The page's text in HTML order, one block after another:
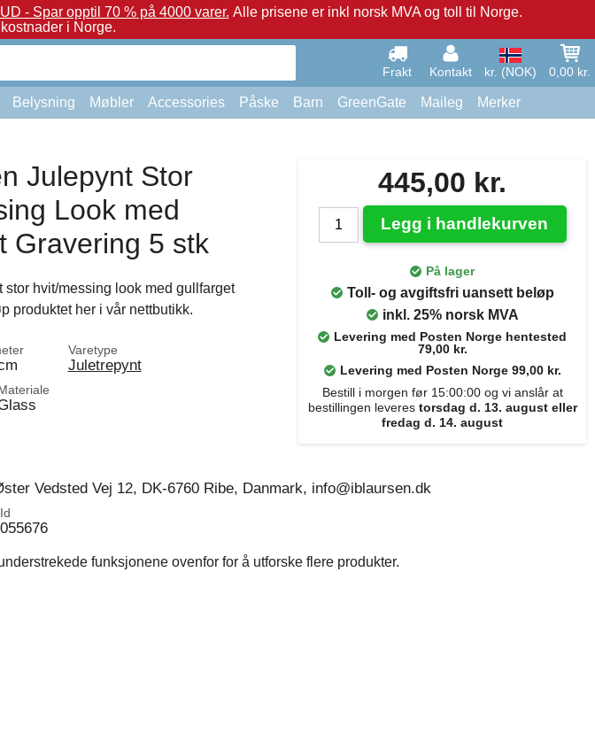
- Spar opptil 70 % på 4000 varer. Alle prisene er inkl norsk MVA og toll til Norge.
i Norge.
Frakt Kontakt kr. (NOK) 0,00 kr.
Belysning Møbler Accessories Påske Barn GreenGate Maileg Merker
445,00 kr.
Legg i handlekurven
På lager
Toll- og avgiftsfri uansett beløp
inkl. 25% norsk MVA
Levering med Posten Norge hentested
79,00 kr.
Levering med Posten Norge 99,00 kr.
Bestill i morgen før 15:00:00 og vi anslår at
bestillingen leveres torsdag d. 13. august eller
fredag d. 14. august
Julepynt Stor
Look med
Gravering 5 stk
stor hvit/messing look med gullfarget
produktet her i vår nettbutikk.
Varetype
Juletrepynt
Vedsted Vej 12, DK-6760 Ribe, Danmark, info@iblaursen.dk
Id
055676
funksjonene ovenfor for å utforske flere produkter.